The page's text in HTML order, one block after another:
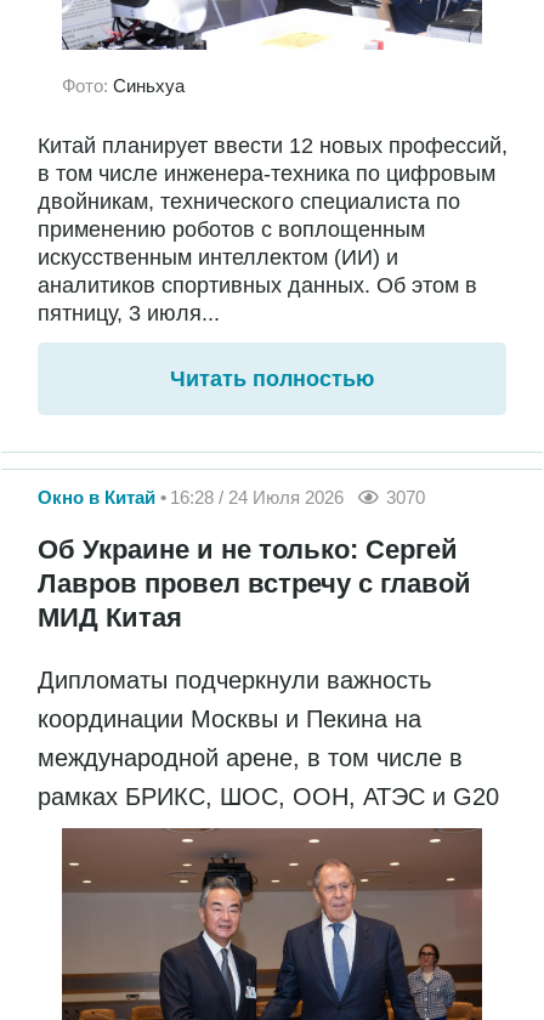
Фото: Синьхуа
Китай планирует ввести 12 новых профессий,
в том числе инженера-техника по цифровым
двойникам, технического специалиста по
применению роботов с воплощенным
искусственным интеллектом (ИИ) и
аналитиков спортивных данных. Об этом в
пятницу, 3 июля...
Читать полностью
Окно в Китай 16:28 / 24 Июля 2026 3070
Об Украине и не только: Сергей
Лавров провел встречу с главой
МИД Китая
Дипломаты подчеркнули важность
координации Москвы и Пекина на
международной арене, в том числе в
рамках БРИКС, ШОС, ООН, АТЭС и G20